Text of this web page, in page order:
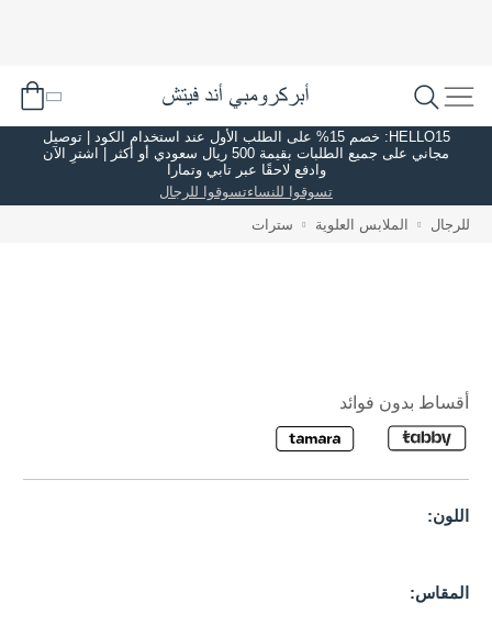
HELLO15: خصم 15% على الطلب الأول عند استخدام الكود | توصيل
مجاني على جميع الطلبات بقيمة 500 ريال سعودي أو أكثر | اشترِ الآن
وادفع لاحقًا عبر تابي وتمارا
تسوقوا للنساءتسوقوا للرجال
للرجال الملابس العلوية سترات
أقساط بدون فوائد
اللون:
المقاس: